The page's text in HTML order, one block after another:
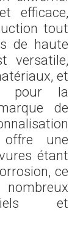
efficace,
tout
de haute
versatile,
et
pour la
de
une
étant
ce
et